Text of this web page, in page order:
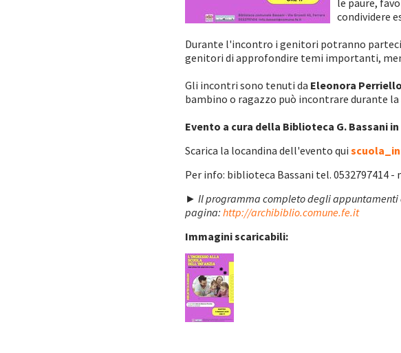
le paure,
condividere
Durante l'incontro i genitori potranno
genitori di approfondire temi importanti,
Gli incontri sono tenuti da Eleonora Perriello
bambino o ragazzo può incontrare durante la
Evento a cura della Biblioteca G. Bassani
Scarica la locandina dell'evento qui
Per info: biblioteca Bassani tel. 0532797414 -
► Il programma completo degli
pagina: http://archibiblio.comune.fe.it
Immagini scaricabili: